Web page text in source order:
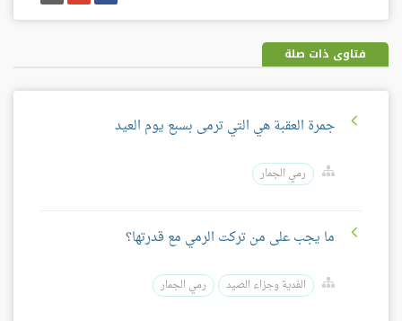
فيسبوكغوغل
بلس
فتاوى ذات صلة
جمرة العقبة هي التي ترمى بسبع يوم العيد
رمي الجمار
ما يجب على من تركت الرمي مع قدرتها؟
الفدية وجزاء الصيد رمي الجمار